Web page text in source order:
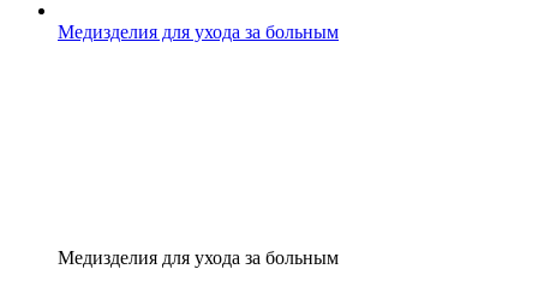
Медизделия для ухода за больным
Медизделия для ухода за больным